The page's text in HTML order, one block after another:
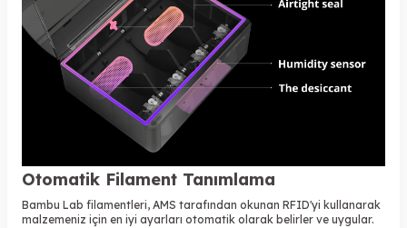
Otomatik Filament Tanımlama
Bambu Lab filamentleri, AMS tarafından okunan RFID'yi kullanarak
malzemeniz için en iyi ayarları otomatik olarak belirler ve uygular.